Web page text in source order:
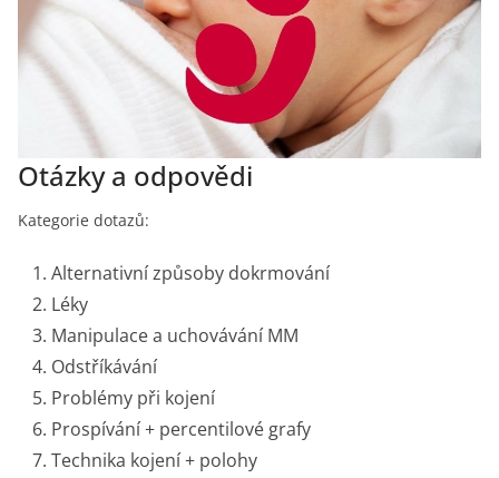
Otázky a odpovědi
Kategorie dotazů:
Alternativní způsoby dokrmování
Léky
Manipulace a uchovávání MM
Odstříkávání
Problémy při kojení
Prospívání + percentilové grafy
Technika kojení + polohy